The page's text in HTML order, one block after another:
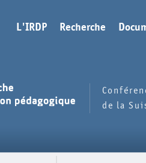
L'IRDP Recherche
de la